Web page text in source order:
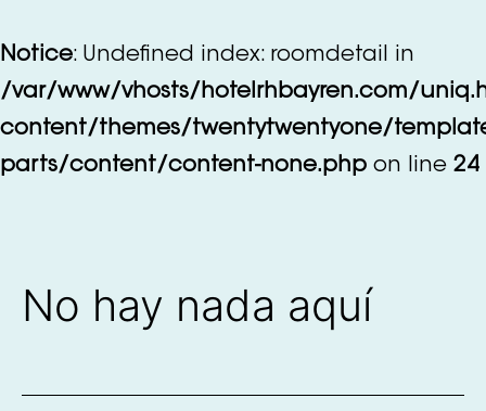
al
contenido
Notice: Undefined index: roomdetail in
/var/www/vhosts/hotelrhbayren.com/
content/themes/twentytwentyone/
parts/content/content-none.php on line 24
No hay nada aquí